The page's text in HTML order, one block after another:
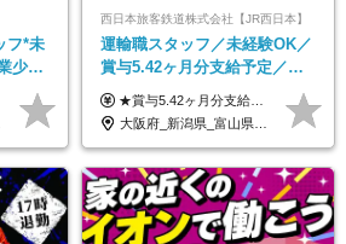
フ*未
少な
愛
西日本旅客鉄道株式会社【JR西日本】
運輸職スタッフ／未経験OK／
賞与5.42ヶ月分支給予定／残
業月11h程／年休119日+有給
平均18.7日
★賞与5.42ヶ月分支給予定あり！ （大卒以上）月給24万1,692円～39万5,780円＋各種手当＋賞与2回 （高卒以上）月給22万2,662円～39万5,780円＋各種手当＋賞与2回 ※上記は2025年度新卒支払額（京阪神地区）となります ※勤務地・学歴で異なり、ご経験・能力等をふまえた金額を加算します ※残業代は別途全額支給します ※当社規程に基づき決定します ※試用期間あり（3ヶ月／待遇に変更はありません） ※基本給以外の諸手当として扶養・職務・時間外・通勤手当等を支給します ※京阪神地区以外の勤務地の場合 月給（大卒）23万0,706円～／月給（高卒）21万2,541円～となります
大阪府_新潟県_富山県_石川県_福井県_三重県_兵庫県_京都府_滋賀県_奈良県_和歌山県_広島県_岡山県_鳥取県_島根県_山口県_福岡県